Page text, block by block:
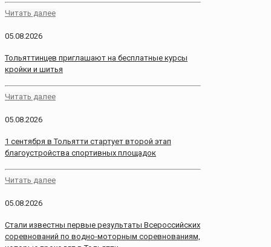
Читать далее
05.08.2026
Тольяттинцев приглашают на бесплатные курсы
кройки и шитья
Читать далее
05.08.2026
1 сентября в Тольятти стартует второй этап
благоустройства спортивных площадок
Читать далее
05.08.2026
Стали известны первые результаты Всероссийских
соревнований по водно-моторным соревнованиям,